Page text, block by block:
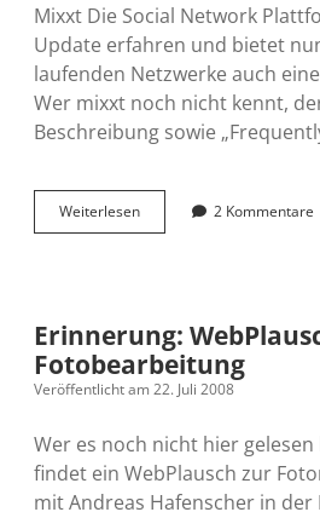
Mixxt Die Social Network
Update erfahren und bietet
laufenden Netzwerke auch
Wer mixxt noch nicht kennt,
Beschreibung sowie
WeiterlesenBlogfunktion
für
2 Kommentare
Erinnerung:
Fotobearbeitung
Veröffentlicht am 22. Juli 2008
Wer es noch nicht hier gelesen
findet ein WebPlausch zur
mit Andreas Hafenscher in der